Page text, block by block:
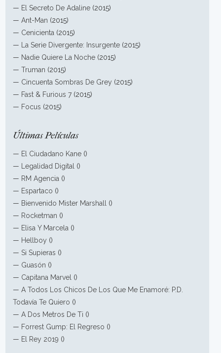
— El Secreto De Adaline (2015)
—Ant-Man (2015)
— Cenicienta (2015)
—
La Serie Divergente: Insurgente (2015)
— Nadie Quiere La Noche (2015)
—Truman (2015)
— Cincuenta Sombras De Grey (2015)
— Fast & Furious 7 (2015)
— Focus (2015)
Últimas Películas
— El Ciudadano Kane ()
—
Legalidad Digital
()
— RM Agencia ()
— Espartaco ()
— Bienvenido Mister Marshall
()
— Rocketman ()
— Elisa Y Marcela ()
— Hellboy ()
—Si Supieras ()
— Guasón ()
— Capitana Marvel ()
—A Todos Los Chicos De Los Que Me Enamoré: P.D.
Todavía Te Quiero ()
—A Dos Metros De Ti ()
— Forrest Gump: El Regreso ()
— El Rey 2019 ()